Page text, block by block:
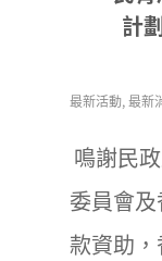
計
最新活動, 最新
鳴謝民
委員會
款資助